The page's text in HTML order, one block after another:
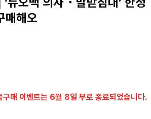
매해오
구매 이벤트는 6월 8일 부로 종료되었습니다.